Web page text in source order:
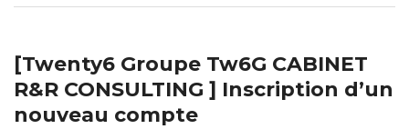
[Twenty6 Groupe Tw6G CABINET
R&R CONSULTING ] Inscription d’un
nouveau compte